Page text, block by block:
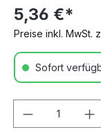
5,36 €*
Preise inkl. MwSt.
Sofort